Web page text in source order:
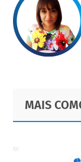
Primary
Sidebar
Footer
MAIS